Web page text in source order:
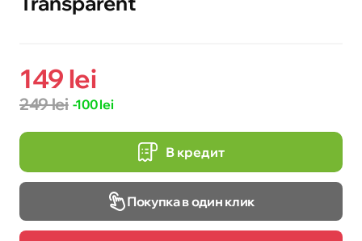
149 lei
249 lei -100 lei
В кредит
Покупка в один клик